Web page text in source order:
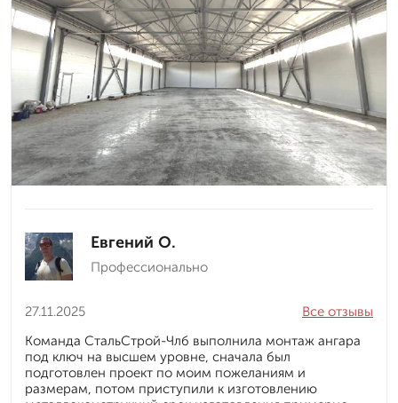
Евгений О.
Профессионально
27.11.2025
Все отзывы
Команда СтальСтрой-Члб выполнила монтаж ангара
под ключ на высшем уровне, сначала был
подготовлен проект по моим пожеланиям и
размерам, потом приступили к изготовлению